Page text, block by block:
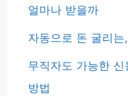
얼마나 받을까
자동으로 돈 굴리
무직자도 가능한
방법